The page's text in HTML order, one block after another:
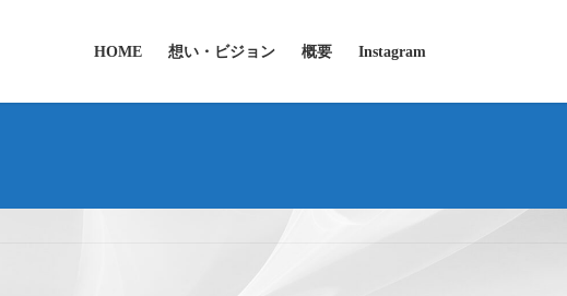
HOME 想い・ビジョン 概要 Instagram